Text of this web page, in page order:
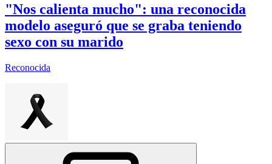
"Nos calienta mucho": una reconocida
modelo aseguró que se graba teniendo
sexo con su marido
Reconocida